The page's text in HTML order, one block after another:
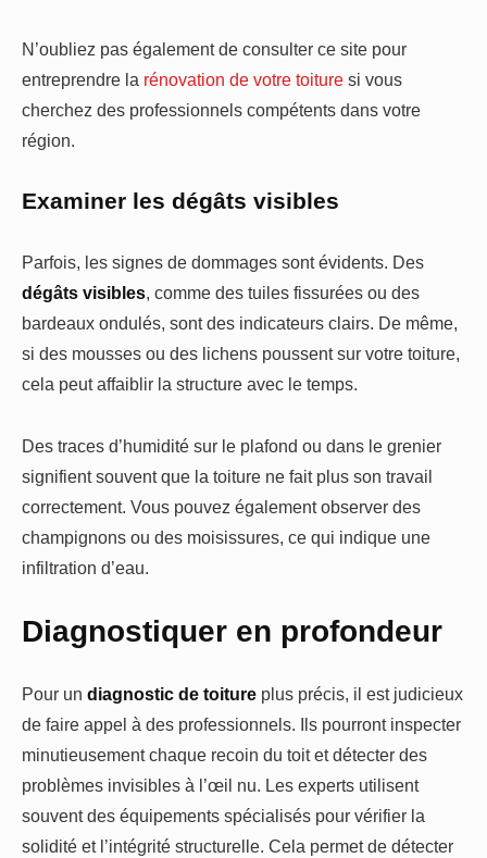
N’oubliez pas également de consulter ce site pour
entreprendre la rénovation de votre toiture si vous
cherchez des professionnels compétents dans votre
région.
Examiner les dégâts visibles
Parfois, les signes de dommages sont évidents. Des
dégâts visibles, comme des tuiles fissurées ou des
bardeaux ondulés, sont des indicateurs clairs. De même,
si des mousses ou des lichens poussent sur votre toiture,
cela peut affaiblir la structure avec le temps.
Des traces d’humidité sur le plafond ou dans le grenier
signifient souvent que la toiture ne fait plus son travail
correctement. Vous pouvez également observer des
champignons ou des moisissures, ce qui indique une
infiltration d’eau.
Diagnostiquer en profondeur
Pour un diagnostic de toiture plus précis, il est judicieux
de faire appel à des professionnels. Ils pourront inspecter
minutieusement chaque recoin du toit et détecter des
problèmes invisibles à l’œil nu. Les experts utilisent
souvent des équipements spécialisés pour vérifier la
solidité et l’intégrité structurelle. Cela permet de détecter